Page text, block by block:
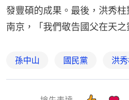
發豐碩的成果。最後，洪秀
南京，「我們敬告國父在天之
孫中山 國民黨 洪